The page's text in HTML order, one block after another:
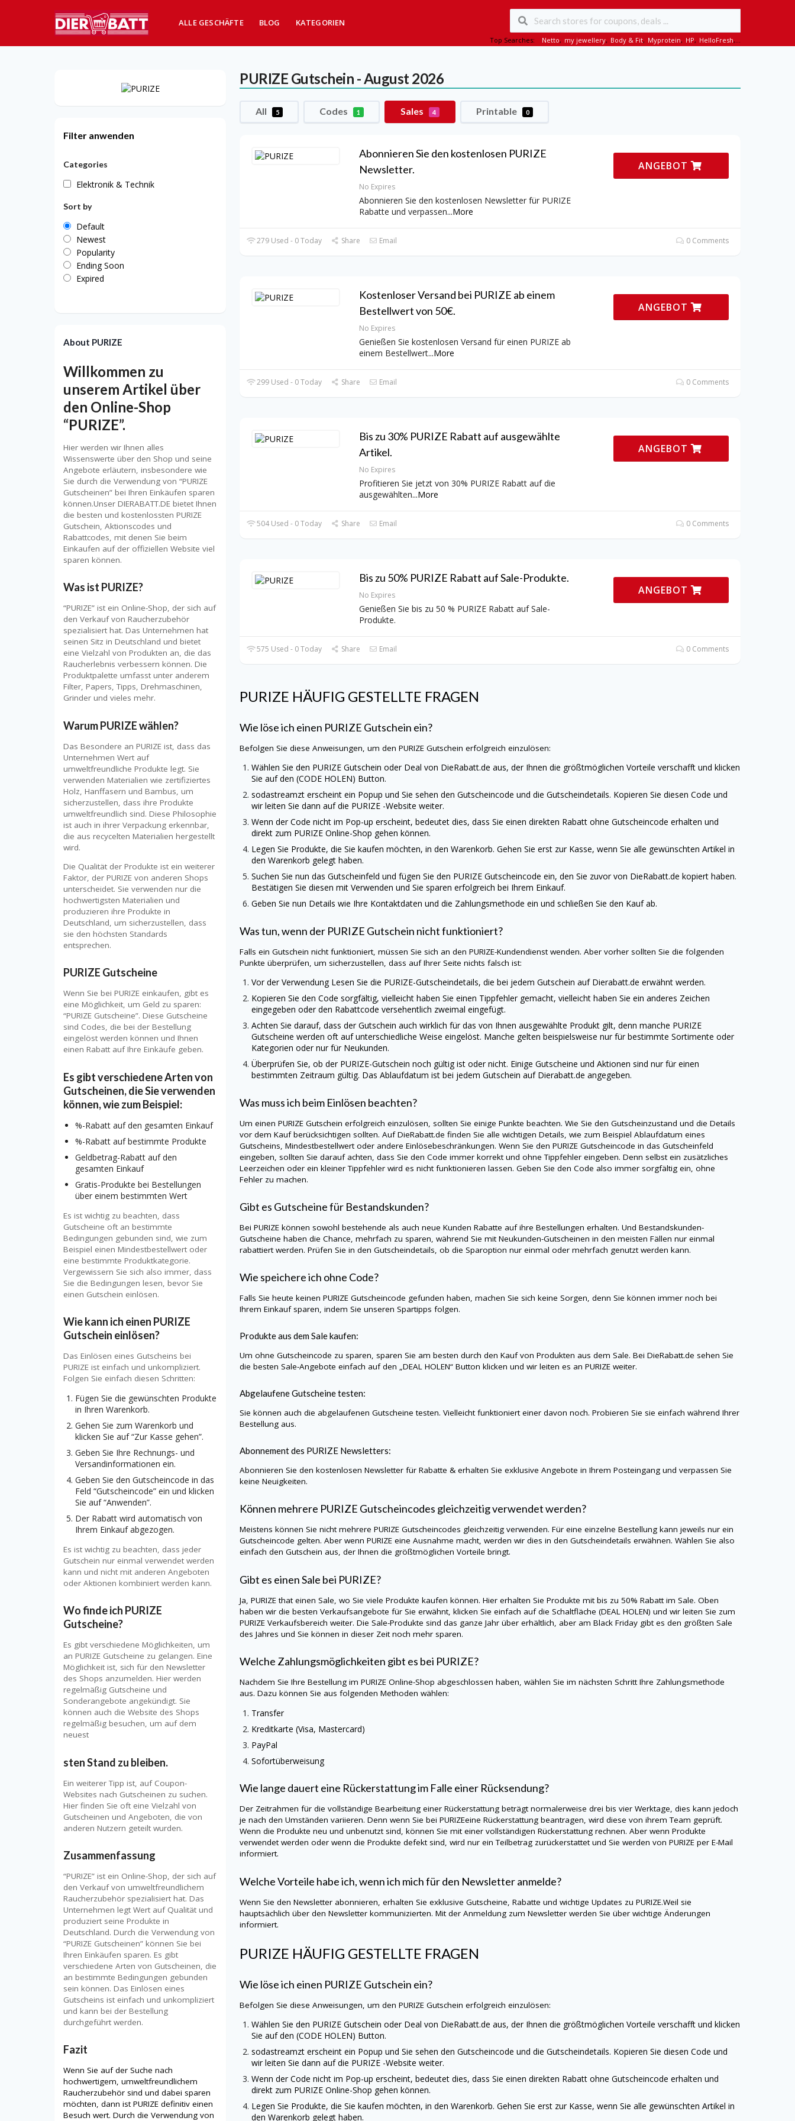
ALLE GESCHÄFTE BLOG KATEGORIEN
Top Searches: Netto, my jewellery, Body & Fit, Myprotein, HP, HelloFresh,...
PURIZE Gutschein - August 2026
All 5 Codes 1 Sales 4 Printable 0
Abonnieren Sie den kostenlosen PURIZE
Newsletter.
No Expires
Abonnieren Sie den kostenlosen Newsletter für PURIZE
Rabatte und verpassen...More
ANGEBOT
279 Used - 0 Today Share Email 0 Comments
Kostenloser Versand bei PURIZE ab einem
Bestellwert von 50€.
No Expires
Genießen Sie kostenlosen Versand für einen PURIZE ab
einem Bestellwert...More
ANGEBOT
299 Used - 0 Today Share Email 0 Comments
Bis zu 30% PURIZE Rabatt auf ausgewählte
Artikel.
No Expires
Profitieren Sie jetzt von 30% PURIZE Rabatt auf die
ausgewählten...More
ANGEBOT
504 Used - 0 Today Share Email 0 Comments
Bis zu 50% PURIZE Rabatt auf Sale-Produkte.
No Expires
Genießen Sie bis zu 50 % PURIZE Rabatt auf Sale-
Produkte.
ANGEBOT
575 Used - 0 Today Share Email 0 Comments
PURIZE HÄUFIG GESTELLTE FRAGEN
Wie löse ich einen PURIZE Gutschein ein?
Befolgen Sie diese Anweisungen, um denPURIZEGutschein erfolgreich einzulösen:
Wählen Sie den PURIZEGutschein oder Deal von DieRabatt.de aus, der Ihnen die größtmöglichen Vorteile verschafft und klicken
Sie auf den (CODE HOLEN) Button.
sodastreamzt erscheint ein Popup und Sie sehen den Gutscheincode und die Gutscheindetails. Kopieren Sie diesen Code und
wir leiten Sie dann auf die PURIZE -Website weiter.
Wenn der Code nicht im Pop-up erscheint, bedeutet dies, dass Sie einen direkten Rabatt ohne Gutscheincode erhalten und
direkt zum PURIZEOnline-Shop gehen können.
Legen Sie Produkte, die Sie kaufen möchten, in den Warenkorb. Gehen Sie erst zur Kasse, wenn Sie alle gewünschten Artikel in
den Warenkorb gelegt haben.
Suchen Sie nun das Gutscheinfeld und fügen Sie den PURIZEGutscheincode ein, den Sie zuvor von DieRabatt.de kopiert haben.
Bestätigen Sie diesen mit Verwenden und Sie sparen erfolgreich bei Ihrem Einkauf.
Geben Sie nun Details wie Ihre Kontaktdaten und die Zahlungsmethode ein und schließen Sie den Kauf ab.
Was tun, wenn der PURIZE Gutschein nicht funktioniert?
Falls ein Gutschein nicht funktioniert, müssen Sie sich an denPURIZE-Kundendienst wenden. Aber vorher sollten Sie die folgenden
Punkte überprüfen, um sicherzustellen, dass auf Ihrer Seite nichts falsch ist:
Vor der Verwendung Lesen Sie die PURIZE-Gutscheindetails, die bei jedem Gutschein auf Dierabatt.de erwähnt werden.
Kopieren Sie den Code sorgfältig, vielleicht haben Sie einen Tippfehler gemacht, vielleicht haben Sie ein anderes Zeichen
eingegeben oder den Rabattcode versehentlich zweimal eingefügt.
Achten Sie darauf, dass der Gutschein auch wirklich für das von Ihnen ausgewählte Produkt gilt, denn manche PURIZE
Gutscheine werden oft auf unterschiedliche Weise eingelöst. Manche gelten beispielsweise nur für bestimmte Sortimente oder
Kategorien oder nur für Neukunden.
Überprüfen Sie, ob der PURIZE-Gutschein noch gültig ist oder nicht. Einige Gutscheine und Aktionen sind nur für einen
bestimmten Zeitraum gültig. Das Ablaufdatum ist bei jedem Gutschein auf Dierabatt.de angegeben.
Was muss ich beim Einlösen beachten?
Um einenPURIZEGutschein erfolgreich einzulösen, sollten Sie einige Punkte beachten. Wie Sie den Gutscheinzustand und die Details
vor dem Kauf berücksichtigen sollten. AufDieRabatt.de finden Sie alle wichtigen Details, wie zum Beispiel Ablaufdatum eines
Gutscheins, Mindestbestellwert oder andere Einlösebeschränkungen. Wenn Sie denPURIZEGutscheincode in das Gutscheinfeld
eingeben, sollten Sie darauf achten, dass Sie den Code immer korrekt und ohne Tippfehler eingeben. Denn selbst ein zusätzliches
Leerzeichen oder ein kleiner Tippfehler wird es nicht funktionieren lassen. Geben Sie den Code also immer sorgfältig ein, ohne
Fehler zu machen.
Gibt es Gutscheine für Bestandskunden?
BeiPURIZEkönnen sowohl bestehende als auch neue Kunden Rabatte auf ihre Bestellungen erhalten. Und Bestandskunden-
Gutscheine haben die Chance, mehrfach zu sparen, während Sie mit Neukunden-Gutscheinen in den meisten Fällen nur einmal
rabattiert werden. Prüfen Sie in den Gutscheindetails, ob die Sparoption nur einmal oder mehrfach genutzt werden kann.
Wie speichere ich ohne Code?
Falls Sie heute keinenPURIZEGutscheincode gefunden haben, machen Sie sich keine Sorgen, denn Sie können immer noch bei
Ihrem Einkauf sparen, indem Sie unseren Spartipps folgen.
Produkte aus dem Sale kaufen:
Um ohne Gutscheincode zu sparen, sparen Sie am besten durch den Kauf von Produkten aus dem Sale. BeiDieRabatt.de sehen Sie
die besten Sale-Angebote einfach auf den „DEAL HOLEN“ Button klicken und wir leiten es anPURIZEweiter.
Abgelaufene Gutscheine testen:
Sie können auch die abgelaufenen Gutscheine testen. Vielleicht funktioniert einer davon noch. Probieren Sie sie einfach während Ihrer
Bestellung aus.
Abonnement des PURIZE Newsletters:
Abonnieren Sie den kostenlosen Newsletter für Rabatte & erhalten Sie exklusive Angebote in Ihrem Posteingang und verpassen Sie
keine Neuigkeiten.
Können mehrere PURIZE Gutscheincodes gleichzeitig verwendet werden?
Meistens können Sie nicht mehrerePURIZEGutscheincodes gleichzeitig verwenden. Für eine einzelne Bestellung kann jeweils nur ein
Gutscheincode gelten. Aber wennPURIZEeine Ausnahme macht, werden wir dies in den Gutscheindetails erwähnen. Wählen Sie also
einfach den Gutschein aus, der Ihnen die größtmöglichen Vorteile bringt.
Gibt es einen Sale bei PURIZE?
Ja,PURIZE that einen Sale, wo Sie viele Produkte kaufen können. Hier erhalten Sie Produkte mit bis zu 50% Rabatt im Sale. Oben
haben wir die besten Verkaufsangebote für Sie erwähnt, klicken Sie einfach auf die Schaltfläche (DEAL HOLEN) und wir leiten Sie zum
PURIZEVerkaufsbereich weiter. Die Sale-Produkte sind das ganze Jahr über erhältlich, aber am Black Friday gibt es den größten Sale
des Jahres und Sie können in dieser Zeit noch mehr sparen.
Welche Zahlungsmöglichkeiten gibt es bei PURIZE?
Nachdem Sie Ihre Bestellung imPURIZEOnline-Shop abgeschlossen haben, wählen Sie im nächsten Schritt Ihre Zahlungsmethode
aus. Dazu können Sie aus folgenden Methoden wählen:
Transfer
Kreditkarte (Visa, Mastercard)
PayPal
Sofortüberweisung
Wie lange dauert eine Rückerstattung im Falle einer Rücksendung?
Der Zeitrahmen für die vollständige Bearbeitung einer Rückerstattung beträgt normalerweise drei bis vier Werktage, dies kann jedoch
je nach den Umständen variieren. Denn wenn Sie bei PURIZEeine Rückerstattung beantragen, wird diese von ihrem Team geprüft.
Wenn die Produkte neu und unbenutzt sind, können Sie mit einer vollständigen Rückerstattung rechnen. Aber wenn Produkte
verwendet werden oder wenn die Produkte defekt sind, wird nur ein Teilbetrag zurückerstattet und Sie werden vonPURIZEper E-Mail
informiert.
Welche Vorteile habe ich, wenn ich mich für den Newsletter anmelde?
Wenn Sie den Newsletter abonnieren, erhalten Sie exklusive Gutscheine, Rabatte und wichtige Updates zuPURIZE.Weil sie
hauptsächlich über den Newsletter kommunizierten. Mit der Anmeldung zum Newsletter werden Sie über wichtige Änderungen
informiert.
PURIZE HÄUFIG GESTELLTE FRAGEN
Wie löse ich einen PURIZE Gutschein ein?
Befolgen Sie diese Anweisungen, um denPURIZEGutschein erfolgreich einzulösen:
Wählen Sie den PURIZEGutschein oder Deal von DieRabatt.de aus, der Ihnen die größtmöglichen Vorteile verschafft und klicken
Sie auf den (CODE HOLEN) Button.
sodastreamzt erscheint ein Popup und Sie sehen den Gutscheincode und die Gutscheindetails. Kopieren Sie diesen Code und
wir leiten Sie dann auf die PURIZE -Website weiter.
Wenn der Code nicht im Pop-up erscheint, bedeutet dies, dass Sie einen direkten Rabatt ohne Gutscheincode erhalten und
direkt zum PURIZEOnline-Shop gehen können.
Legen Sie Produkte, die Sie kaufen möchten, in den Warenkorb. Gehen Sie erst zur Kasse, wenn Sie alle gewünschten Artikel in
den Warenkorb gelegt haben.
Filter anwenden
Categories
Elektronik & Technik
Sort by
Default
Newest
Popularity
Ending Soon
Expired
About PURIZE
Willkommen zu
unserem Artikel über
den Online-Shop
“PURIZE”.
Hier werden wir Ihnen alles
Wissenswerte über den Shop und seine
Angebote erläutern, insbesondere wie
Sie durch die Verwendung von “PURIZE
Gutscheinen” bei Ihren Einkäufen sparen
können.Unser DIERABATT.DE bietet Ihnen
die besten und kostenlossten PURIZE
Gutschein, Aktionscodes und
Rabattcodes, mit denen Sie beim
Einkaufen auf der offiziellen Website viel
sparen können.
Was ist PURIZE?
“PURIZE” ist ein Online-Shop, der sich auf
den Verkauf von Raucherzubehör
spezialisiert hat. Das Unternehmen hat
seinen Sitz in Deutschland und bietet
eine Vielzahl von Produkten an, die das
Raucherlebnis verbessern können. Die
Produktpalette umfasst unter anderem
Filter, Papers, Tipps, Drehmaschinen,
Grinder und vieles mehr.
Warum PURIZE wählen?
Das Besondere an PURIZE ist, dass das
Unternehmen Wert auf
umweltfreundliche Produkte legt. Sie
verwenden Materialien wie zertifiziertes
Holz, Hanffasern und Bambus, um
sicherzustellen, dass ihre Produkte
umweltfreundlich sind. Diese Philosophie
ist auch in ihrer Verpackung erkennbar,
die aus recycelten Materialien hergestellt
wird.
Die Qualität der Produkte ist ein weiterer
Faktor, der PURIZE von anderen Shops
unterscheidet. Sie verwenden nur die
hochwertigsten Materialien und
produzieren ihre Produkte in
Deutschland, um sicherzustellen, dass
sie den höchsten Standards
entsprechen.
PURIZE Gutscheine
Wenn Sie bei PURIZE einkaufen, gibt es
eine Möglichkeit, um Geld zu sparen:
“PURIZE Gutscheine”. Diese Gutscheine
sind Codes, die bei der Bestellung
eingelöst werden können und Ihnen
einen Rabatt auf Ihre Einkäufe geben.
Es gibt verschiedene Arten von
Gutscheinen, die Sie verwenden
können, wie zum Beispiel:
%-Rabatt auf den gesamten Einkauf
%-Rabatt auf bestimmte Produkte
Geldbetrag-Rabatt auf den
gesamten Einkauf
Gratis-Produkte bei Bestellungen
über einem bestimmten Wert
Es ist wichtig zu beachten, dass
Gutscheine oft an bestimmte
Bedingungen gebunden sind, wie zum
Beispiel einen Mindestbestellwert oder
eine bestimmte Produktkategorie.
Vergewissern Sie sich also immer, dass
Sie die Bedingungen lesen, bevor Sie
einen Gutschein einlösen.
Wie kann ich einen PURIZE
Gutschein einlösen?
Das Einlösen eines Gutscheins bei
PURIZE ist einfach und unkompliziert.
Folgen Sie einfach diesen Schritten:
Fügen Sie die gewünschten Produkte
in Ihren Warenkorb.
Gehen Sie zum Warenkorb und
klicken Sie auf “Zur Kasse gehen”.
Geben Sie Ihre Rechnungs- und
Versandinformationen ein.
Geben Sie den Gutscheincode in das
Feld “Gutscheincode” ein und klicken
Sie auf “Anwenden”.
Der Rabatt wird automatisch von
Ihrem Einkauf abgezogen.
Es ist wichtig zu beachten, dass jeder
Gutschein nur einmal verwendet werden
kann und nicht mit anderen Angeboten
oder Aktionen kombiniert werden kann.
Wo finde ich PURIZE
Gutscheine?
Es gibt verschiedene Möglichkeiten, um
an PURIZE Gutscheine zu gelangen. Eine
Möglichkeit ist, sich für den Newsletter
des Shops anzumelden. Hier werden
regelmäßig Gutscheine und
Sonderangebote angekündigt. Sie
können auch die Website des Shops
regelmäßig besuchen, um auf dem
neuest
sten Stand zu bleiben.
Ein weiterer Tipp ist, auf Coupon-
Websites nach Gutscheinen zu suchen.
Hier finden Sie oft eine Vielzahl von
Gutscheinen und Angeboten, die von
anderen Nutzern geteilt wurden.
Zusammenfassung
“PURIZE” ist ein Online-Shop, der sich auf
den Verkauf von umweltfreundlichem
Raucherzubehör spezialisiert hat. Das
Unternehmen legt Wert auf Qualität und
produziert seine Produkte in
Deutschland. Durch die Verwendung von
“PURIZE Gutscheinen” können Sie bei
Ihren Einkäufen sparen. Es gibt
verschiedene Arten von Gutscheinen, die
an bestimmte Bedingungen gebunden
sein können. Das Einlösen eines
Gutscheins ist einfach und unkompliziert
und kann bei der Bestellung
durchgeführt werden.
Fazit
Wenn Sie auf der Suche nach
hochwertigem, umweltfreundlichem
Raucherzubehör sind und dabei sparen
möchten, dann ist PURIZE definitiv einen
Besuch wert. Durch die Verwendung von